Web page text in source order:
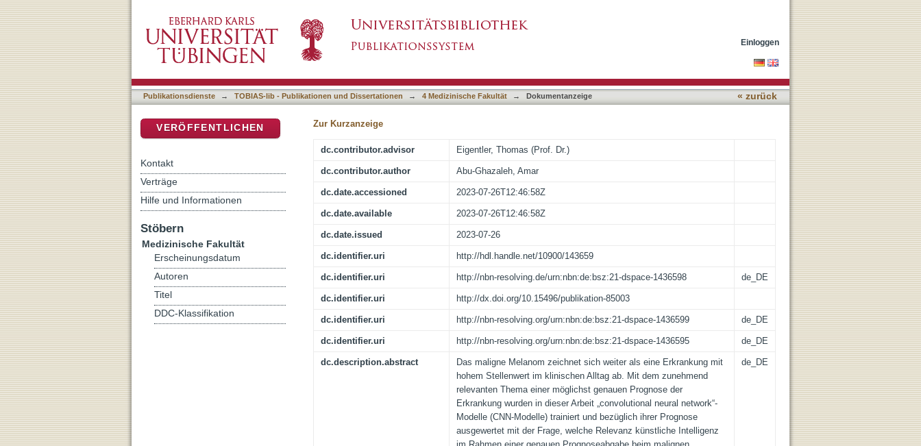
histologischer Schnitte durch künstliche, vortrainierte, neuronale Netze
Einloggen
Publikationsdienste → TOBIAS-lib - Publikationen und Dissertationen → 4 Medizinische Fakultät → Dokumentanzeige « zurück
Zur Kurzanzeige
dc.contributor.advisor Eigentler, Thomas (Prof. Dr.)
dc.contributor.author Abu-Ghazaleh, Amar
dc.date.accessioned 2023-07-26T12:46:58Z
dc.date.available 2023-07-26T12:46:58Z
dc.date.issued 2023-07-26
dc.identifier.uri http://hdl.handle.net/10900/143659
dc.identifier.uri http://nbn-resolving.de/urn:nbn:de:bsz:21-dspace-1436598 de_DE
dc.identifier.uri http://dx.doi.org/10.15496/publikation-85003
dc.identifier.uri http://nbn-resolving.org/urn:nbn:de:bsz:21-dspace-1436599 de_DE
dc.identifier.uri http://nbn-resolving.org/urn:nbn:de:bsz:21-dspace-1436595 de_DE
dc.description.abstract
Das maligne Melanom zeichnet sich weiter als eine Erkrankung mit
hohem Stellenwert im klinischen Alltag ab. Mit dem zunehmend
relevanten Thema einer möglichst genauen Prognose der
Erkrankung wurden in dieser Arbeit „convolutional neural network“-
Modelle (CNN-Modelle) trainiert und bezüglich ihrer Prognose
ausgewertet mit der Frage, welche Relevanz künstliche Intelligenz
de_DE
VERÖFFENTLICHEN
Kontakt
Verträge
Hilfe und Informationen
Stöbern
Medizinische Fakultät
Erscheinungsdatum
Autoren
Titel
DDC-Klassifikation